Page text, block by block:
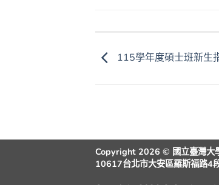
115學年度碩士班新生
Copyright 2026 © 國立臺灣大
10617台北市大安區羅斯福路